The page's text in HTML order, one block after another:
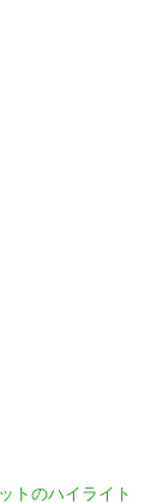
トのハイライト